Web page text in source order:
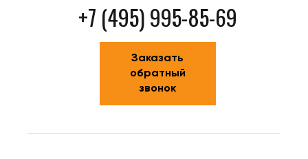
+7 (495) 995-85-69
Заказать
обратный
звонок